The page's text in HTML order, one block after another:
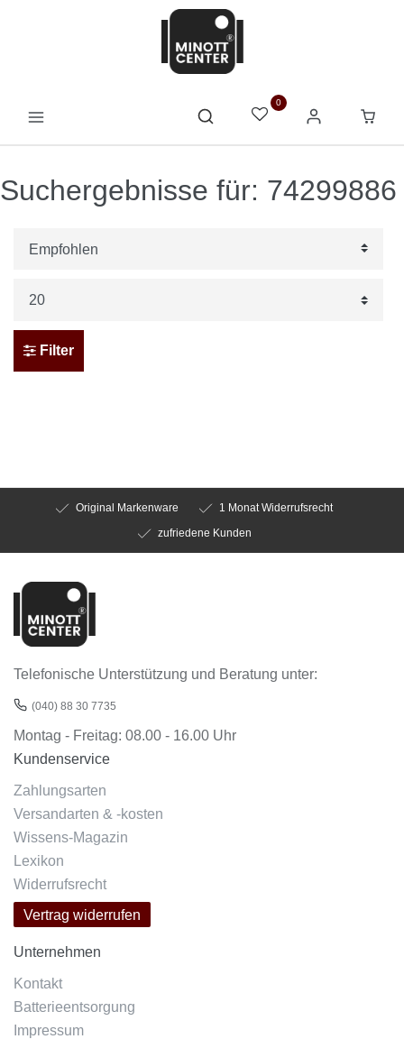
0
Suchergebnisse für: 74299886
Filter
Original Markenware
1 Monat Widerrufsrecht
zufriedene Kunden
Telefonische Unterstützung und Beratung unter:
(040) 88 30 7735
Montag - Freitag: 08.00 - 16.00 Uhr
Kundenservice
Zahlungsarten
Versandarten & -kosten
Wissens-Magazin
Lexikon
Widerrufsrecht
Vertrag widerrufen
Unternehmen
Kontakt
Batterieentsorgung
Impressum